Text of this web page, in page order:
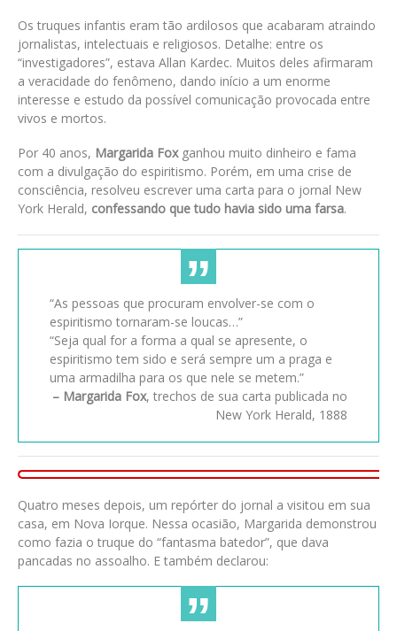
Os truques infantis eram tão ardilosos que acabaram atraindo
jornalistas, intelectuais e religiosos. Detalhe: entre os
“investigadores”, estava Allan Kardec. Muitos deles afirmaram
a veracidade do fenômeno, dando início a um enorme
interesse e estudo da possível comunicação provocada entre
vivos e mortos.
Por 40 anos, Margarida Foxganhou muito dinheiro e fama
com a divulgação do espiritismo. Porém, em uma crise de
consciência, resolveu escrever uma carta para o jornal New
York Herald, confessando que tudo havia sido uma farsa.
“As pessoas que procuram envolver-se com o
espiritismo tornaram-se loucas…”
“Seja qual for a forma a qual se apresente, o
espiritismo tem sido e será sempre um a praga e
uma armadilha para os que nele se metem.”
– Margarida Fox, trechos de sua carta publicada no
New York Herald, 1888
Quatro meses depois, um repórter do jornal a visitou em sua
casa, em Nova Iorque. Nessa ocasião, Margarida demonstrou
como fazia o truque do “fantasma batedor”, que dava
pancadas no assoalho. E também declarou: